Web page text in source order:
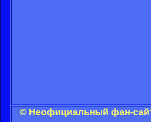
© Неофициальный фан-